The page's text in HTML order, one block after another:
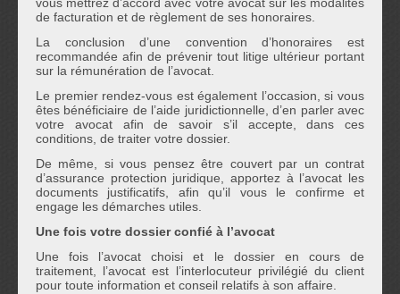
de facturation et de règlement de ses honoraires.
La conclusion d’une convention d’honoraires est
recommandée afin de prévenir tout litige ultérieur portant
sur la rémunération de l’avocat.
Le premier rendez-vous est également l’occasion, si vous
êtes bénéficiaire de l’aide juridictionnelle, d’en parler avec
votre avocat afin de savoir s’il accepte, dans ces
conditions, de traiter votre dossier.
De même, si vous pensez être couvert par un contrat
d’assurance protection juridique, apportez à l’avocat les
documents justificatifs, afin qu’il vous le confirme et
engage les démarches utiles.
Une fois votre dossier confié à l’avocat
Une fois l’avocat choisi et le dossier en cours de
traitement, l’avocat est l’interlocuteur privilégié du client
pour toute information et conseil relatifs à son affaire.